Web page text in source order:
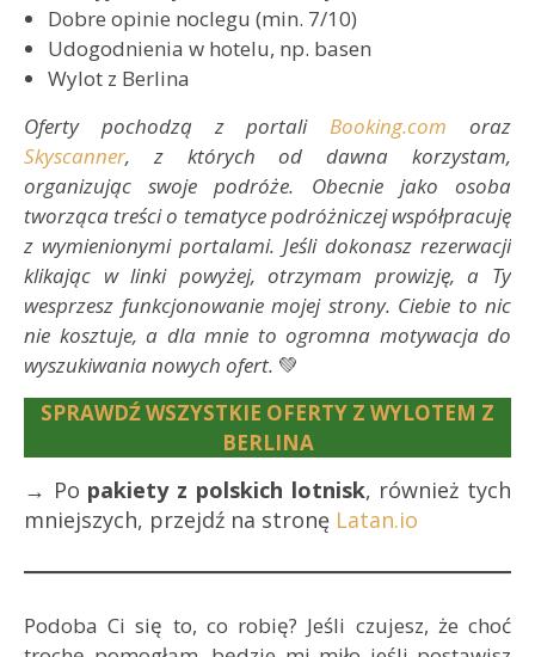
Dobre opinie noclegu (min. 7/10)
Udogodnienia w hotelu, np. basen
Wylot z Berlina
Oferty pochodzą z portaliBooking.com oraz
Skyscanner, z których od dawna korzystam,
organizując swoje podróże. Obecnie jako osoba
tworząca treści o tematyce podróżniczej współpracuję
z wymienionymi portalami. Jeśli dokonasz rezerwacji
klikając w linki powyżej, otrzymam prowizję, a Ty
wesprzesz funkcjonowanie mojej strony. Ciebie to nic
nie kosztuje, a dla mnie to ogromna motywacja do
wyszukiwania nowych ofert. 💚
SPRAWDŹ WSZYSTKIE OFERTY Z WYLOTEM Z
BERLINA
→ Po pakiety z polskich lotnisk, również tych
mniejszych, przejdź na stronę Latan.io
Podoba Ci się to, co robię? Jeśli czujesz, że choć